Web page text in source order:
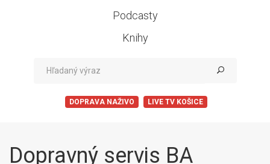
Podcasty
Knihy
DOPRAVA NAŽIVO LIVE TV KOŠICE
Dopravný servis BA